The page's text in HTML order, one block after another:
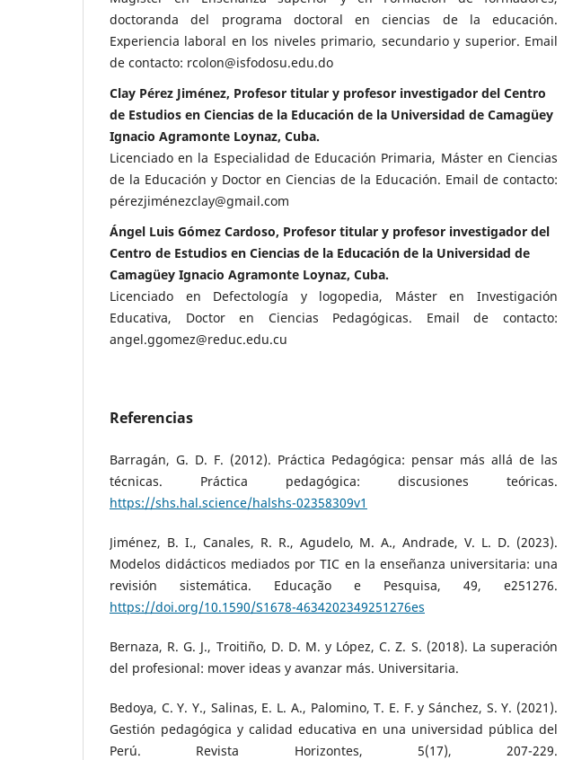
doctoranda del programa doctoral en ciencias de la educación.
Experiencia laboral en los niveles primario, secundario y superior. Email
de contacto: rcolon@isfodosu.edu.do
Clay Pérez Jiménez, Profesor titular y profesor investigador del Centro
de Estudios en Ciencias de la Educación de la Universidad de Camagüey
Ignacio Agramonte Loynaz, Cuba.
Licenciado en la Especialidad de Educación Primaria, Máster en Ciencias
de la Educación y Doctor en Ciencias de la Educación. Email de contacto:
pérezjiménezclay@gmail.com
Ángel Luis Gómez Cardoso, Profesor titular y profesor investigador del
Centro de Estudios en Ciencias de la Educación de la Universidad de
Camagüey Ignacio Agramonte Loynaz, Cuba.
Licenciado en Defectología y logopedia, Máster en Investigación
Educativa, Doctor en Ciencias Pedagógicas. Email de contacto:
angel.ggomez@reduc.edu.cu
Referencias
Barragán, G. D. F. (2012). Práctica Pedagógica: pensar más allá de las
técnicas. Práctica pedagógica: discusiones teóricas.
https://shs.hal.science/halshs-02358309v1
Jiménez, B. I., Canales, R. R., Agudelo, M. A., Andrade, V. L. D. (2023).
Modelos didácticos mediados por TIC en la enseñanza universitaria: una
revisión sistemática. Educação e Pesquisa, 49, e251276.
https://doi.org/10.1590/S1678-4634202349251276es
Bernaza, R. G. J., Troitiño, D. D. M. y López, C. Z. S. (2018). La superación
del profesional: mover ideas y avanzar más. Universitaria.
Bedoya, C. Y. Y., Salinas, E. L. A., Palomino, T. E. F. y Sánchez, S. Y. (2021).
Gestión pedagógica y calidad educativa en una universidad pública del
Perú. Revista Horizontes, 5(17), 207-229.